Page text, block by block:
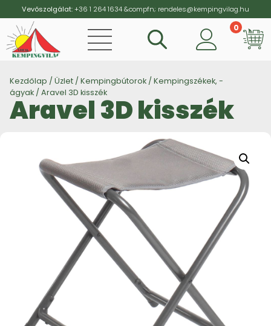
Vevőszolgálat:+36 1 264 1634&compfn; rendeles@kempingvilag.hu
0
Kezdőlap / Üzlet / Kempingbútorok / Kempingszékek, -
ágyak / Aravel 3D kisszék
Aravel 3D kisszék